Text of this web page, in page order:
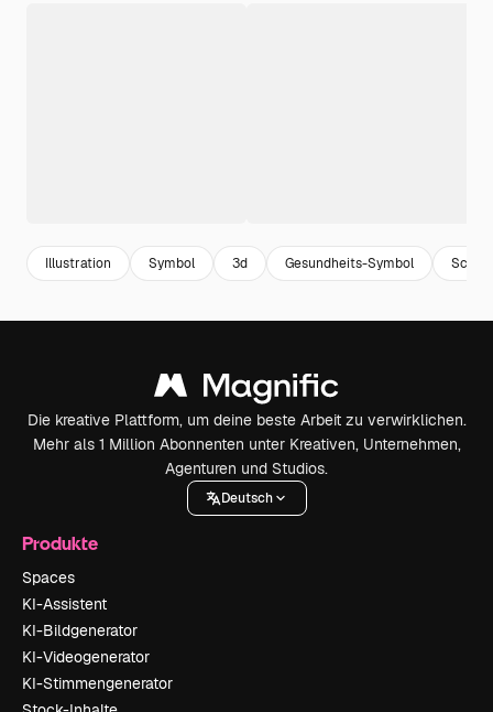
Illustration Symbol 3d Gesundheits-Symbol
Die kreative Plattform, um deine beste Arbeit zu verwirklichen.
Mehr als 1 Million Abonnenten unter Kreativen, Unternehmen,
Agenturen und Studios.
Deutsch
Produkte
Spaces
KI-Assistent
KI-Bildgenerator
KI-Videogenerator
KI-Stimmengenerator